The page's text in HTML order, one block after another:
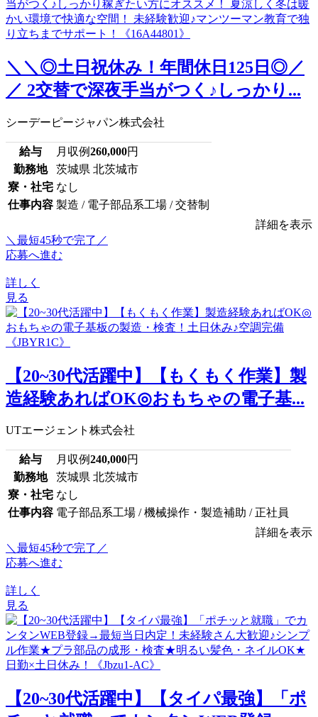
＼＼◎土日祝休み！年間休日125日◎／
／ 2交替で深夜手当がつく♪しっかり...
シーデーピージャパン株式会社
給与 月収例260,000円
勤務地
茨城県 北茨城市
寮・社宅 なし
仕事内容 製造 / 電子部品系工場 / 交替制
詳細を表示
＼最短45秒で完了／
応募へ進む
詳しく
見る
【20~30代活躍中】【もくもく作業】製
造経験あればOK◎おもちゃの電子基...
UTエージェント株式会社
給与 月収例240,000円
勤務地
茨城県 北茨城市
寮・社宅 なし
仕事内容 電子部品系工場 / 機械操作・製造補助 / 正社員
詳細を表示
＼最短45秒で完了／
応募へ進む
詳しく
見る
【20~30代活躍中】【タイパ最強】「ポ